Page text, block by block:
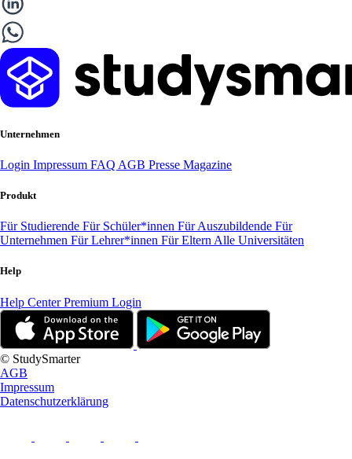
Unternehmen
Login Impressum FAQ AGB Presse Magazine
Produkt
Für Studierende Für Schüler*innen Für Auszubildende Für
Unternehmen Für Lehrer*innen Für Eltern Alle Universitäten
Help
Help CenterPremium Login
© StudySmarter
AGB
Impressum
Datenschutzerklärung